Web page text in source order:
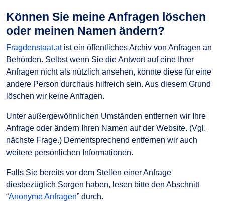
Können Sie meine Anfragen löschen
oder meinen Namen ändern?
Fragdenstaat.atist ein öffentliches Archiv von Anfragen an
Behörden. Selbst wenn Sie die Antwort auf eine Ihrer
Anfragen nicht als nützlich ansehen, könnte diese für eine
andere Person durchaus hilfreich sein. Aus diesem Grund
löschen wir keine Anfragen.
Unter außergewöhnlichen Umständen entfernen wir Ihre
Anfrage oder ändern Ihren Namen auf der Website. (Vgl.
nächste Frage.) Dementsprechend entfernen wir auch
weitere persönlichen Informationen.
Falls Sie bereits vor dem Stellen einer Anfrage
diesbezüglich Sorgen haben, lesen bitte den Abschnitt
“Anonyme Anfragen” durch.